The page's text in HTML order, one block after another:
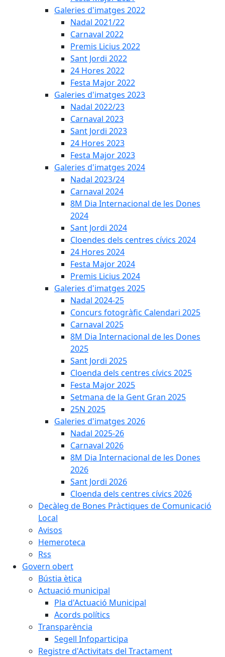
Galeries d'imatges 2022
Nadal 2021/22
Carnaval 2022
Premis Licius 2022
Sant Jordi 2022
24 Hores 2022
Festa Major 2022
Galeries d'imatges 2023
Nadal 2022/23
Carnaval 2023
Sant Jordi 2023
24 Hores 2023
Festa Major 2023
Galeries d'imatges 2024
Nadal 2023/24
Carnaval 2024
8M Dia Internacional de les Dones
2024
Sant Jordi 2024
Cloendes dels centres cívics 2024
24 Hores 2024
Festa Major 2024
Premis Licius 2024
Galeries d'imatges 2025
Nadal 2024-25
Concurs fotogràfic Calendari 2025
Carnaval 2025
8M Dia Internacional de les Dones
2025
Sant Jordi 2025
Cloenda dels centres cívics 2025
Festa Major 2025
Setmana de la Gent Gran 2025
25N 2025
Galeries d'imatges 2026
Nadal 2025-26
Carnaval 2026
8M Dia Internacional de les Dones
2026
Sant Jordi 2026
Cloenda dels centres cívics 2026
Decàleg de Bones Pràctiques de Comunicació
Local
Avisos
Hemeroteca
Rss
Govern obert
Bústia ètica
Actuació municipal
Pla d'Actuació Municipal
Acords polítics
Transparència
Segell Infoparticipa
Registre d'Activitats del Tractament